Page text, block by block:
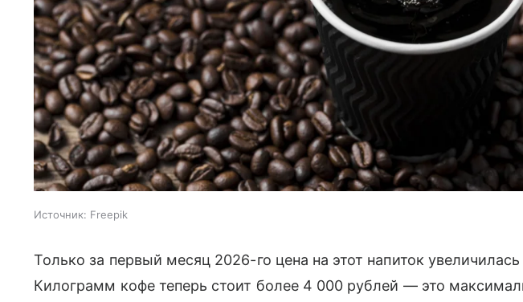
Источник: Freepik
Только за первый месяц 2026-го цена на этот напиток увеличилась
Килограмм кофе теперь стоит более 4 000 рублей — это